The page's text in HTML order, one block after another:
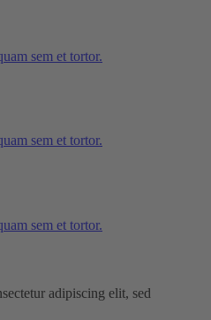
sem et tortor.
sem et tortor.
sem et tortor.
adipiscing elit, sed